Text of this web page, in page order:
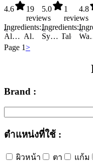
4.6
19
reviews
Ingredients:
Alcaligenes Polysaccharides
Aluminum Hydroxide Amodimethicone BHT
5.0
1
reviews
Ingredients:
Synthetic Fluorphlogopite Talc Boron Nitride
4.8
Page 1>
Brand :
ตำแหน่งที่ใช้ :
ผิวหน้า ตา แก้ม